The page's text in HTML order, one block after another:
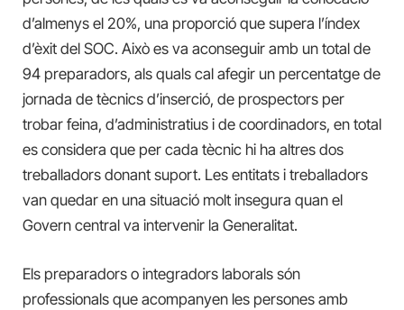
d’almenys el 20%, una proporció que supera l’índex
d’èxit del SOC. Això es va aconseguir amb un total de
94 preparadors, als quals cal afegir un percentatge de
jornada de tècnics d’inserció, de prospectors per
trobar feina, d’administratius i de coordinadors, en total
es considera que per cada tècnic hi ha altres dos
treballadors donant suport. Les entitats i treballadors
van quedar en una situació molt insegura quan el
Govern central va intervenir la Generalitat.
Els preparadors o integradors laborals són
professionals que acompanyen les persones amb